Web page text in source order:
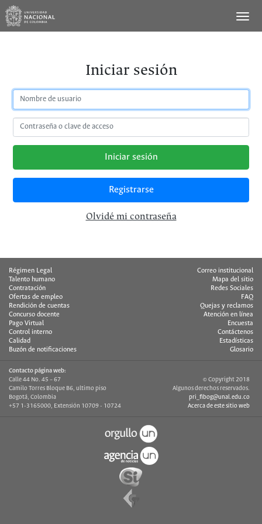
Iniciar sesión
Iniciar sesión
Registrarse
Olvidé mi contraseña
Régimen Legal
Talento humano
Contratación
Ofertas de empleo
Rendición de cuentas
Concurso docente
Pago Virtual
Control interno
Calidad
Buzón de notificaciones
Correo institucional
Mapa del sitio
Redes Sociales
FAQ
Quejas y reclamos
Atención en línea
Encuesta
Contáctenos
Estadísticas
Glosario
Contacto página web:
Calle 44 No. 45 – 67
Camilo Torres Bloque B6, ultimo piso
Bogotá, Colombia
+57 1-3165000, Extensión 10709 - 10724
© Copyright 2018
Algunos derechos reservados.
pri_fibog@unal.edu.co
Acerca de este sitio web